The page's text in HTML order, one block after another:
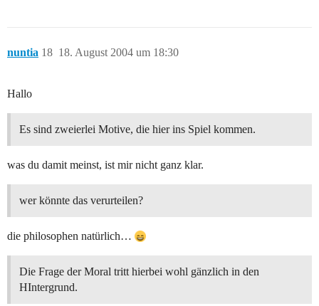
nuntia 18. August 2004 um 18:30
18
Hallo
Es sind zweierlei Motive, die hier ins Spiel kommen.
was du damit meinst, ist mir nicht ganz klar.
wer könnte das verurteilen?
die philosophen natürlich…
Die Frage der Moral tritt hierbei wohl gänzlich in den
HIntergrund.